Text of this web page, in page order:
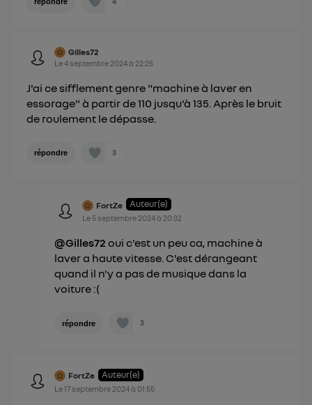
Gilles72
Le4 septembre 2024à 22:25
J'ai ce sifflement genre "machine à laver en
essorage" à partir de 110 jusqu'à 135. Après le bruit
de roulement le dépasse.
répondre 3
FortZe Auteur(e)
Le 5 septembre 2024à 20:32
@Gilles72oui c'est un peu ca, machine à
laver a haute vitesse. C'est dérangeant
quand il n'y a pas de musique dans la
voiture :(
répondre 3
FortZe Auteur(e)
Le17 septembre 2024à 01:55